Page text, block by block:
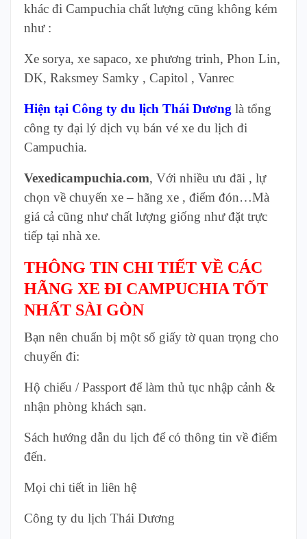
khác đi Campuchia chất lượng cũng không kém
như :
Xe sorya, xe sapaco, xe phương trinh, Phon Lin,
DK, Raksmey Samky , Capitol , Vanrec
Hiện tại Công ty du lịch Thái Dương là tổng
công ty đại lý dịch vụ bán vé xe du lịch đi
Campuchia.
Vexedicampuchia.com, Với nhiều ưu đãi , lự
chọn về chuyến xe – hãng xe , điểm đón…Mà
giá cả cũng như chất lượng giống như đặt trực
tiếp tại nhà xe.
THÔNG TIN CHI TIẾT VỀ CÁC
HÃNG XE ĐI CAMPUCHIA TỐT
NHẤT SÀI GÒN
Bạn nên chuẩn bị một số giấy tờ quan trọng cho
chuyến đi:
Hộ chiếu / Passport để làm thủ tục nhập cảnh &
nhận phòng khách sạn.
Sách hướng dẫn du lịch để có thông tin về điểm
đến.
Mọi chi tiết in liên hệ
Công ty du lịch Thái Dương